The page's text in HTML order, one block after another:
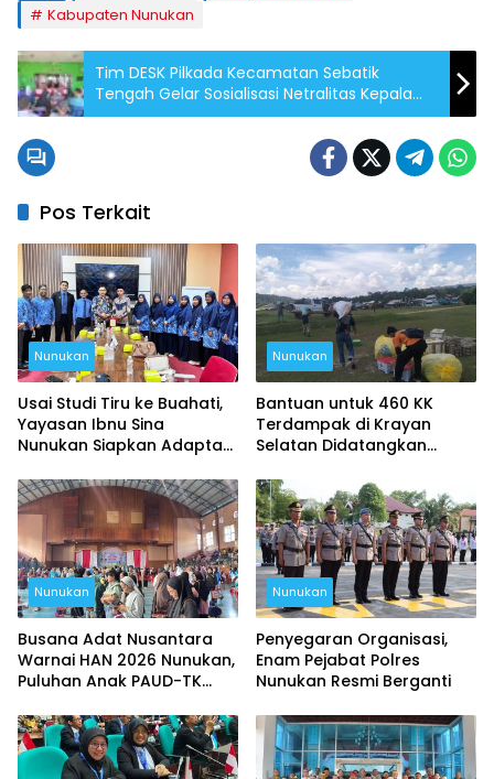
Kabupaten Nunukan
Tim DESK Pilkada Kecamatan Sebatik
Tengah Gelar Sosialisasi Netralitas Kepala
Desa
Pos Terkait
Nunukan
Usai Studi Tiru ke Buahati,
Yayasan Ibnu Sina
Nunukan Siapkan Adaptasi
Nunukan
Bantuan untuk 460 KK
Terdampak di Krayan
Selatan Didatangkan
Nunukan
Busana Adat Nusantara
Warnai HAN 2026 Nunukan,
Puluhan Anak PAUD-TK
Nunukan
Penyegaran Organisasi,
Enam Pejabat Polres
Nunukan Resmi Berganti